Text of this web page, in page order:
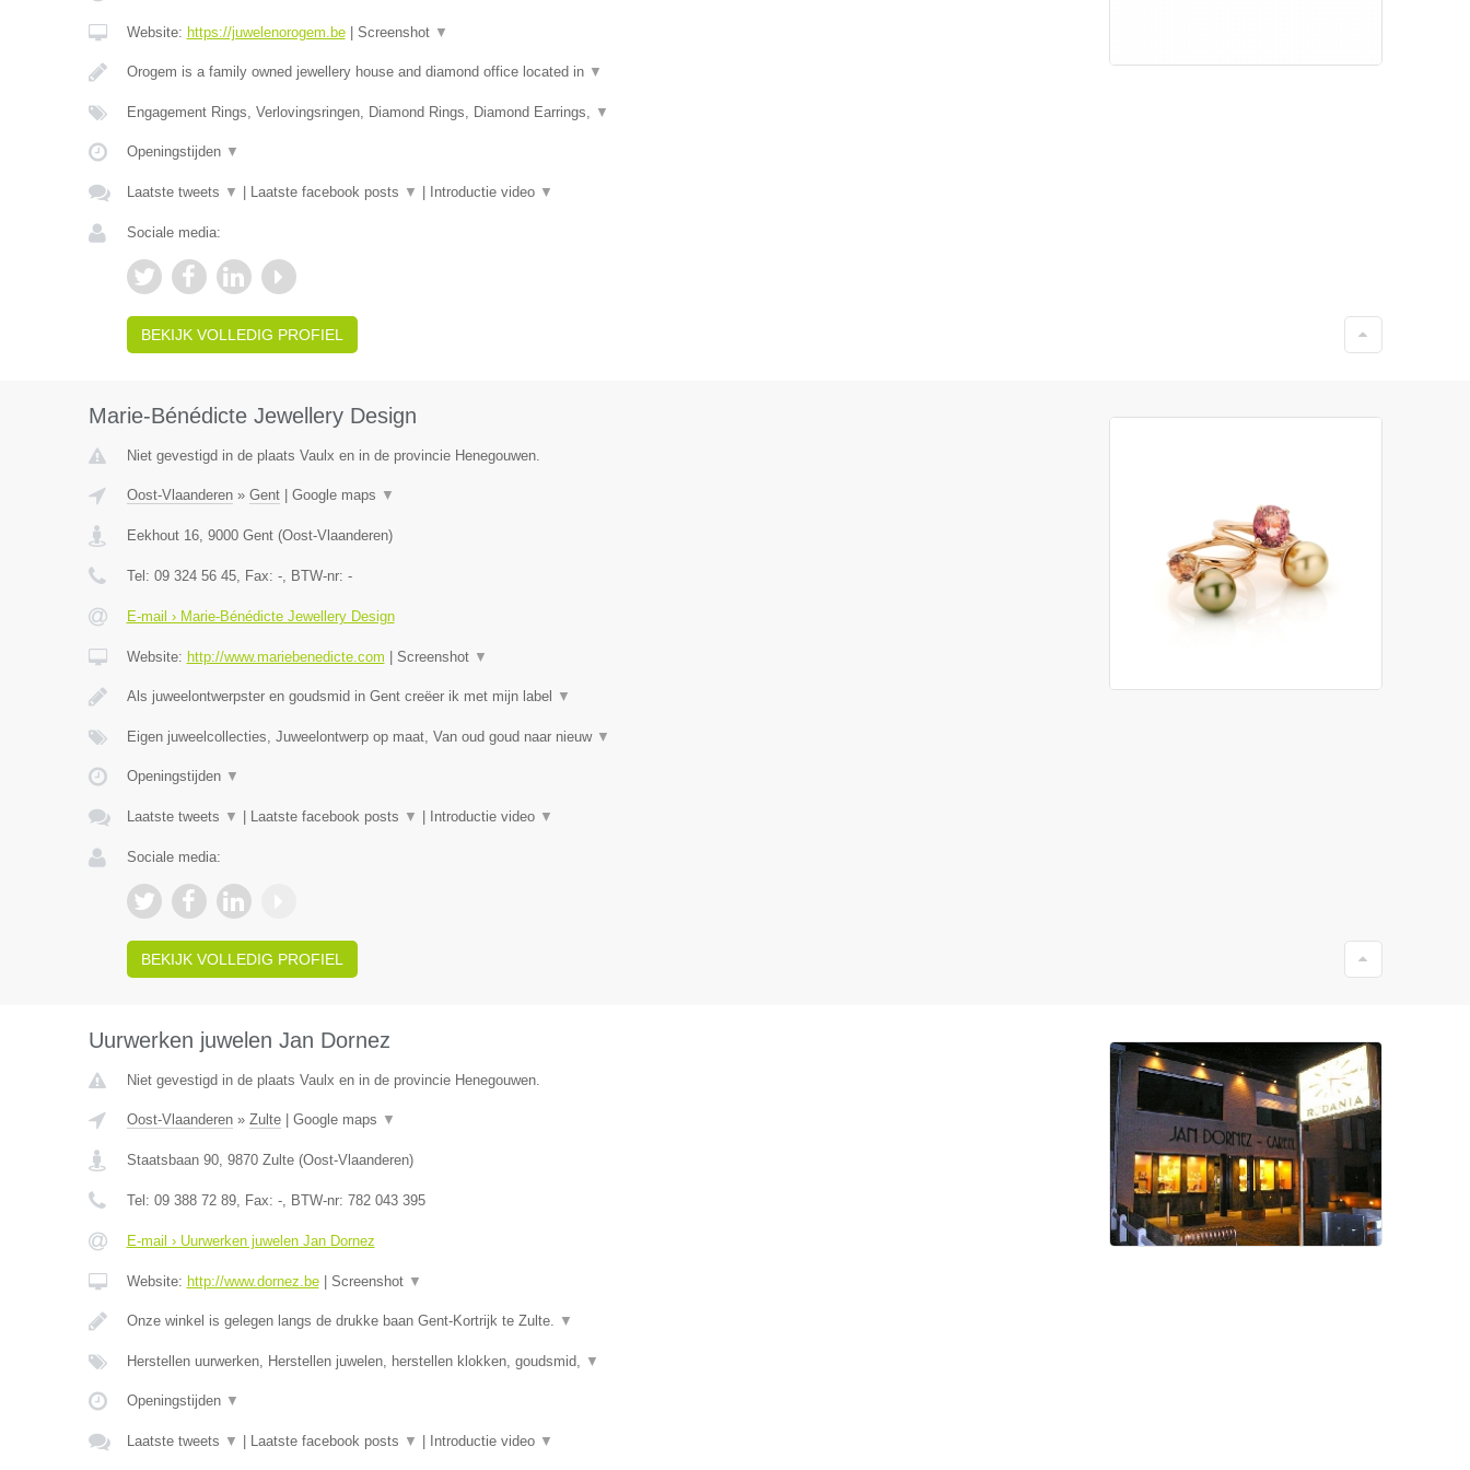
Website: https://juwelenorogem.be| Screenshot ▼
Orogem is a family owned jewellery house and diamond office located in ▼
Engagement Rings, Verlovingsringen, Diamond Rings, Diamond Earrings, ▼
Openingstijden ▼
Laatste tweets ▼ Laatste facebook posts ▼ Introductie video ▼
Sociale media:
BEKIJK VOLLEDIG PROFIEL
Marie-Bénédicte Jewellery Design
Niet gevestigd in de plaats Vaulx en in de provincie Henegouwen.
Oost-Vlaanderen» Gent| Google maps ▼
Eekhout 16, 9000 Gent(Oost-Vlaanderen)
Tel: 09 324 56 45, Fax: -, BTW-nr: -
E-mail › Marie-Bénédicte Jewellery Design
Website: http://www.mariebenedicte.com Screenshot ▼
Als juweelontwerpster en goudsmid in Gent creëer ik met mijn label ▼
Eigen juweelcollecties, Juweelontwerp op maat, Van oud goud naar nieuw ▼
Openingstijden ▼
Laatste tweets ▼ Laatste facebook posts ▼ Introductie video ▼
Sociale media:
BEKIJK VOLLEDIG PROFIEL
Uurwerken juwelen Jan Dornez
Niet gevestigd in de plaats Vaulx en in de provincie Henegouwen.
Oost-Vlaanderen» Zulte| Google maps ▼
Staatsbaan 90, 9870 Zulte(Oost-Vlaanderen)
Tel: 09 388 72 89, Fax: -, BTW-nr: 782 043 395
E-mail › Uurwerken juwelen Jan Dornez
Website: http://www.dornez.be| Screenshot ▼
Onze winkel is gelegen langs de drukke baan Gent-Kortrijk te Zulte. ▼
Herstellen uurwerken, Herstellen juwelen, herstellen klokken, goudsmid, ▼
Openingstijden ▼
Laatste tweets ▼ Laatste facebook posts ▼ Introductie video ▼